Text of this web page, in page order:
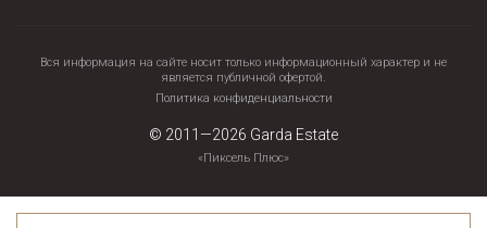
Вся информация на сайте носит только информационный характер и не
является публичной офертой.
Политика конфиденциальности
© 2011—2026 Garda Estate
«Пиксель Плюс»